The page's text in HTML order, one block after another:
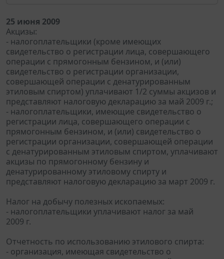
25 июня 2009
Акцизы:
- налогоплательщики (кроме имеющих
свидетельство о регистрации лица, совершающего
операции с прямогонным бензином, и (или)
свидетельство о регистрации организации,
совершающей операции с денатурированным
этиловым спиртом) уплачивают 1/2 суммы акцизов и
представляют налоговую декларацию за май 2009 г.;
- налогоплательщики, имеющие свидетельство о
регистрации лица, совершающего операции с
прямогонным бензином, и (или) свидетельство о
регистрации организации, совершающей операции
с денатурированным этиловым спиртом, уплачивают
акцизы по прямогонному бензину и
денатурированному этиловому спирту и
представляют налоговую декларацию за март 2009 г.
Налог на добычу полезных ископаемых:
- налогоплательщики уплачивают налог за май
2009 г.
Отчетность по использованию этилового спирта:
- организация, имеющая свидетельство о